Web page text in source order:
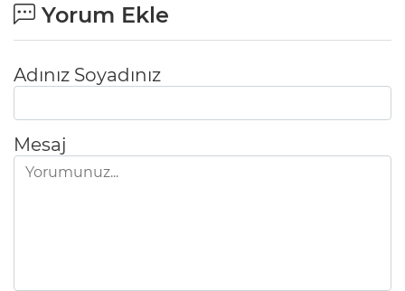
Yorum Ekle
Adınız Soyadınız
Mesaj